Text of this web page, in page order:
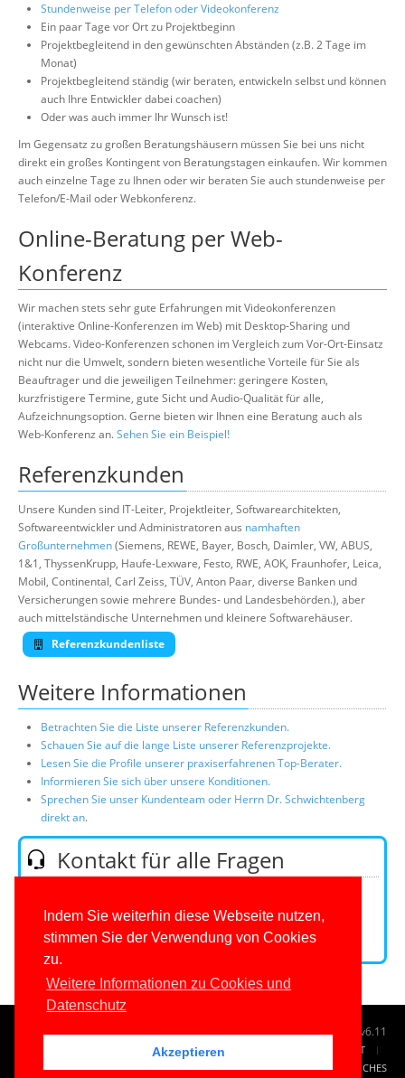
Indem Sie weiterhin diese Webseite nutzen,
stimmen Sie der Verwendung von Cookies
zu.
Weitere Informationen zu Cookies und
Datenschutz
Akzeptieren
Stundenweise per Telefon oder Videokonferenz
Ein paar Tage vor Ort zu Projektbeginn
Projektbegleitend in den gewünschten Abständen (z.B. 2 Tage im
Monat)
Projektbegleitend ständig (wir beraten, entwickeln selbst und können
auch Ihre Entwickler dabei coachen)
Oder was auch immer Ihr Wunsch ist!
Im Gegensatz zu großen Beratungshäusern müssen Sie bei uns nicht
direkt ein großes Kontingent von Beratungstagen einkaufen. Wir kommen
auch einzelne Tage zu Ihnen oder wir beraten Sie auch stundenweise per
Telefon/E-Mail oder Webkonferenz.
Online-Beratung per Web-
Konferenz
Wir machen stets sehr gute Erfahrungen mit Videokonferenzen
(interaktive Online-Konferenzen im Web) mit Desktop-Sharing und
Webcams. Video-Konferenzen schonen im Vergleich zum Vor-Ort-Einsatz
nicht nur die Umwelt, sondern bieten wesentliche Vorteile für Sie als
Beauftrager und die jeweiligen Teilnehmer: geringere Kosten,
kurzfristigere Termine, gute Sicht und Audio-Qualität für alle,
Aufzeichnungsoption. Gerne bieten wir Ihnen eine Beratung auch als
Web-Konferenz an.Sehen Sie ein Beispiel!
Referenzkunden
Unsere Kunden sind IT-Leiter, Projektleiter, Softwarearchitekten,
Softwareentwickler und Administratoren aus namhaften
Großunternehmen(Siemens, REWE, Bayer, Bosch, Daimler, VW, ABUS,
1&1, ThyssenKrupp, Haufe-Lexware, Festo, RWE, AOK, Fraunhofer, Leica,
Mobil, Continental, Carl Zeiss, TÜV, Anton Paar, diverse Banken und
Versicherungen sowie mehrere Bundes- und Landesbehörden.), aber
auch mittelständische Unternehmen und kleinere Softwarehäuser.
Referenzkundenliste
Weitere Informationen
Betrachten Sie die Liste unserer Referenzkunden.
Schauen Sie auf die lange Liste unserer Referenzprojekte.
Lesen Sie die Profile unserer praxiserfahrenen Top-Berater.
Informieren Sie sich über unsere Konditionen.
Sprechen Sie unser Kundenteam oder Herrn Dr. Schwichtenberg
direkt an.
Kontakt für alle Fragen
E-Mail:
Kontaktformular
© 1996-2026www.IT-Visions.de-Dr. Holger Schwichtenberg v6.11
TAG CLOUD
KONTAKT
IMPRESSUM
RECHTLICHES